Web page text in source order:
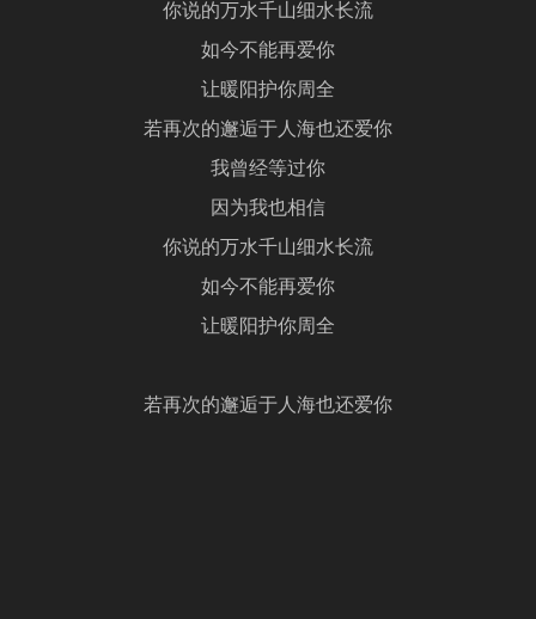
你说的万水千山细水长流
如今不能再爱你
让暖阳护你周全
若再次的邂逅于人海也还爱你
我曾经等过你
因为我也相信
你说的万水千山细水长流
如今不能再爱你
让暖阳护你周全
若再次的邂逅于人海也还爱你